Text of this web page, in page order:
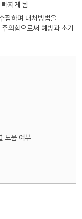
지게 됨
집하며 대처방법을
의함으로써 예방과 초기
도움 여부